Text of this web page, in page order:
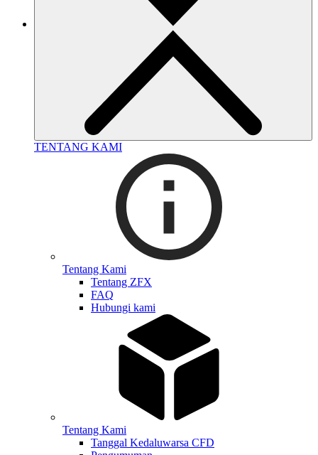
TENTANG KAMI
Tentang Kami
Tentang ZFX
FAQ
Hubungi kami
Tentang Kami
Tanggal Kedaluwarsa CFD